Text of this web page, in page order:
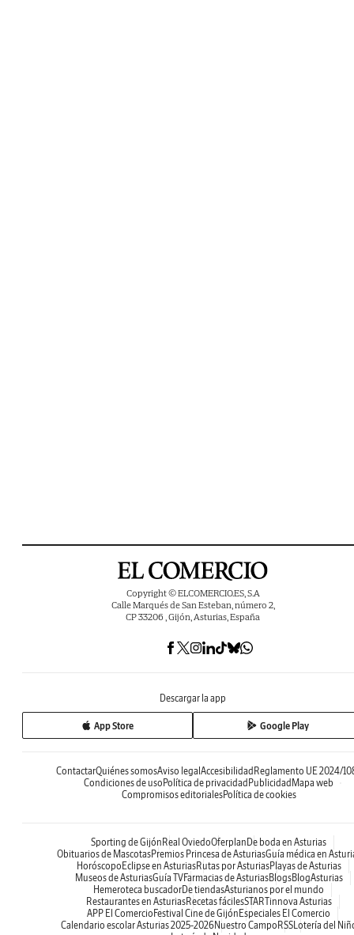
Copyright © ELCOMERCIO.ES, S.A
Calle Marqués de San Esteban, número 2,
CP 33206 , Gijón, Asturias, España
Descargar la app
App Store Google Play
ContactarQuiénes somosAviso legal Accesibilidad Reglamento UE 2024/
Condiciones de uso Política de privacidad Publicidad Mapa web
Compromisos editorialesPolítica de cookies
Sporting de Gijón Real OviedoOferplan De boda en Asturias
Obituarios de MascotasPremios Princesa de AsturiasGuía médica en
Horóscopo Eclipse en AsturiasRutas por AsturiasPlayas de Asturias
Museos de AsturiasGuía TVFarmacias de AsturiasBlogsBlogAsturias
Hemeroteca buscadorDe tiendasAsturianos por el mundo
Restaurantes en AsturiasRecetas fácilesSTARTinnova Asturias
APP El Comercio Festival Cine de Gijón Especiales El Comercio
Calendario escolar Asturias 2025-2026Nuestro Campo RSSLotería del